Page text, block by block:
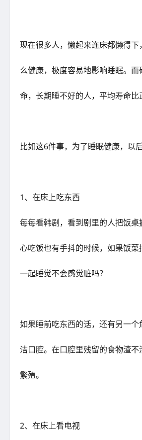
现在很多人，懒起来连床都懒得
么健康，极度容易地影响睡眠。
命，长期睡不好的人，平均寿命比
比如这6件事，为了睡眠健康，以
1、在床上吃东西
每每看韩剧，看到剧里的人把饭
心吃饭也有手抖的时候，如果饭
一起睡觉不会感觉脏吗？
如果睡前吃东西的话，还有另一
洁口腔。在口腔里残留的食物渣
繁殖。
2、在床上看电视